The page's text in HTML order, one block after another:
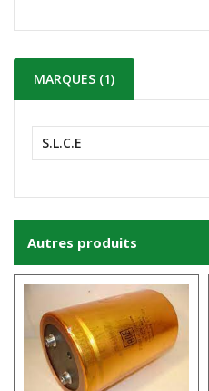
MARQUES (1)
S.L.C.E
Autres produits